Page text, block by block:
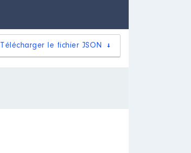
Télécharger le fichier JSON